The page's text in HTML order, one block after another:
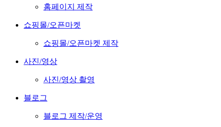
홈페이지 제작
쇼핑몰/오픈마켓
쇼핑몰/오픈마켓 제작
사진/영상
사진/영상 촬영
블로그
블로그 제작/운영